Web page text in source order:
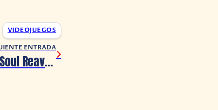
VIDEOJUEGOS
ENTRADA
Legacy of Kain: Soul Reaver podría renovarse en este 2021